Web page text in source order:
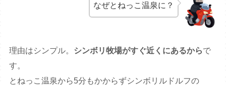
なぜとねっこ温泉に？
理由はシンプル。 シンボリ牧場がすぐ近くにあるからで
す。
とねっこ温泉から5分もかからずシンボリルドルフの